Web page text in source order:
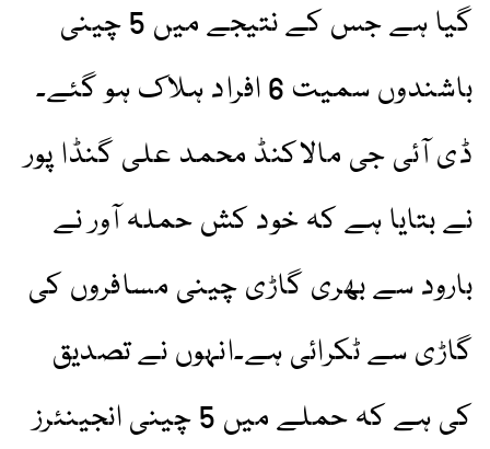
گیا ہے جس کے نتیجے میں 5 چینی
باشندوں سمیت 6 افراد ہلاک ہو گئے۔
ڈی آئی جی مالاکنڈ محمد علی گنڈا پور
نے بتایا ہے کہ خود کش حملہ آور نے
بارود سے بھری گاڑی چینی مسافروں کی
گاڑی سے ٹکرائی ہے۔انہوں نے تصدیق
کی ہے کہ حملے میں 5 چینی انجینئرز